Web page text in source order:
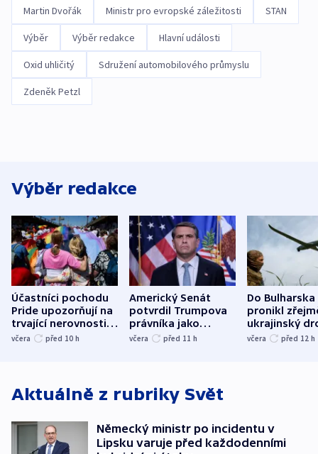
Martin Dvořák Ministr pro evropské záležitosti STAN
Výběr Výběr redakce Hlavní události
Oxid uhličitý Sdružení automobilového průmyslu
Zdeněk Petzl
Výběr redakce
Účastníci pochodu
Pride upozorňují na
trvající nerovnosti i
společenskou
včera před 10 h
Americký Senát
potvrdil Trumpova
právníka jako
ministra
včera před 11 h
Do Bulharska
pronikl
ukrajinský
explodoval
včera před 12 h
Aktuálně z rubriky Svět
Německý ministr po incidentu v
Lipsku varuje před každodenními